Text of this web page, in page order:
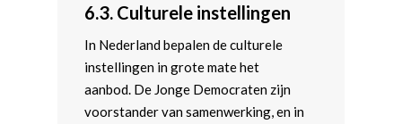
6.3. Culturele instellingen
In Nederland bepalen de culturele
instellingen in grote mate het
aanbod. De Jonge Democraten zijn
voorstander van samenwerking, en in